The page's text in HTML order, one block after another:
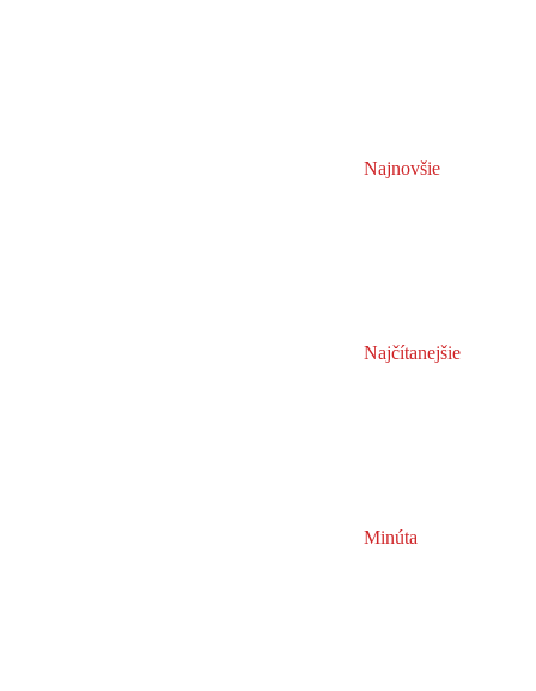
Najnovšie
Najčítanejšie
Minúta